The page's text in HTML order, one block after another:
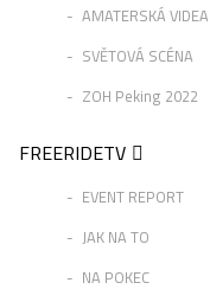
AMATERSKÁ VIDEA
SVĚTOVÁ SCÉNA
ZOH Peking 2022
FREERIDETV
EVENT REPORT
JAK NA TO
NA POKEC